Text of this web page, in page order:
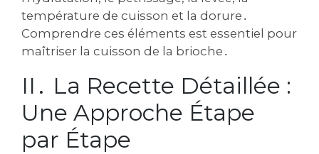
température de cuisson et la dorure․
Comprendre ces éléments est essentiel pour
maîtriser la cuisson de la brioche․
II․ La Recette Détaillée :
Une Approche Étape
par Étape